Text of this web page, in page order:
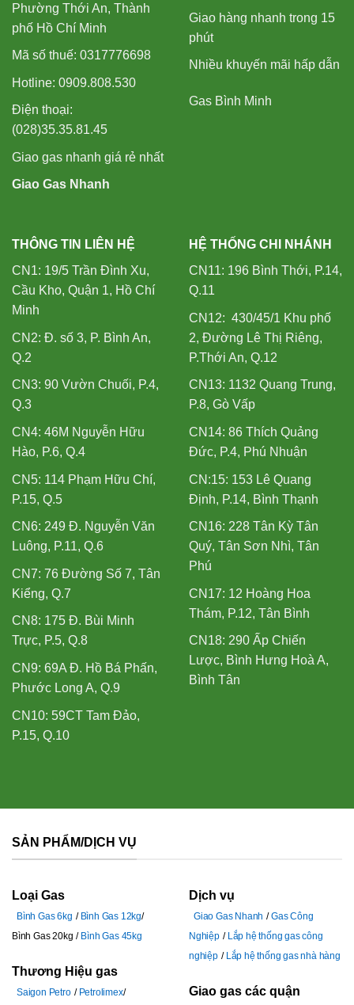
Phường Thới An, Thành
phố Hồ Chí Minh
Mã số thuế: 0317776698
Hotline: 0909.808.530
Điện thoại:
(028)35.35.81.45
Giao gas nhanh giá rẻ nhất
Giao Gas Nhanh
Giao hàng nhanh trong 15
phút
Nhiều khuyến mãi hấp dẫn
Gas Bình Minh
THÔNG TIN LIÊN HỆ
CN1: 19/5 Trần Đình Xu,
Cầu Kho, Quận 1, Hồ Chí
Minh
CN2: Đ. số 3, P. Bình An,
Q.2
CN3: 90 Vườn Chuối, P.4,
Q.3
CN4: 46M Nguyễn Hữu
Hào, P.6, Q.4
CN5: 114 Phạm Hữu Chí,
P.15, Q.5
CN6: 249 Đ. Nguyễn Văn
Luông, P.11, Q.6
CN7: 76 Đường Số 7, Tân
Kiểng, Q.7
CN8: 175 Đ. Bùi Minh
Trực, P.5, Q.8
CN9: 69A Đ. Hồ Bá Phấn,
Phước Long A, Q.9
CN10: 59CT Tam Đảo,
P.15, Q.10
HỆ THỐNG CHI NHÁNH
CN11: 196 Bình Thới, P.14,
Q.11
CN12: 430/45/1 Khu phố
2, Đường Lê Thị Riêng,
P.Thới An, Q.12
CN13: 1132 Quang Trung,
P.8, Gò Vấp
CN14: 86 Thích Quảng
Đức, P.4, Phú Nhuận
CN:15: 153 Lê Quang
Định, P.14, Bình Thạnh
CN16: 228 Tân Kỳ Tân
Quý, Tân Sơn Nhì, Tân
Phú
CN17: 12 Hoàng Hoa
Thám, P.12, Tân Bình
CN18: 290 Ấp Chiến
Lược, Bình Hưng Hoà A,
Bình Tân
SẢN PHẨM/DỊCH VỤ
Loại Gas
Bình Gas 6kg
Bình Gas 12kg
Bình Gas 20kg
Bình Gas 45kg
Thương Hiệu gas
Saigon Petro
Petrolimex
Dịch vụ
Giao Gas Nhanh
Gas Công
Nghiệp
Lắp hệ thống gas công
nghiệp
Lắp hệ thống gas nhà hàng
Giao gas các quận